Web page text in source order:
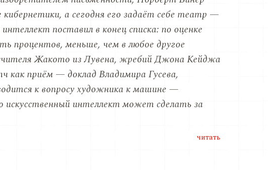
кибернетики, а сегодня его задаёт себе театр —
поставил в конец списка: по оценке
процентов, меньше, чем в любое другое
Жакото из Лувена, жребий Джона Кейджа
приём — доклад Владимира Гусева,
к вопросу художника к машине —
интеллект может сделать за
читать